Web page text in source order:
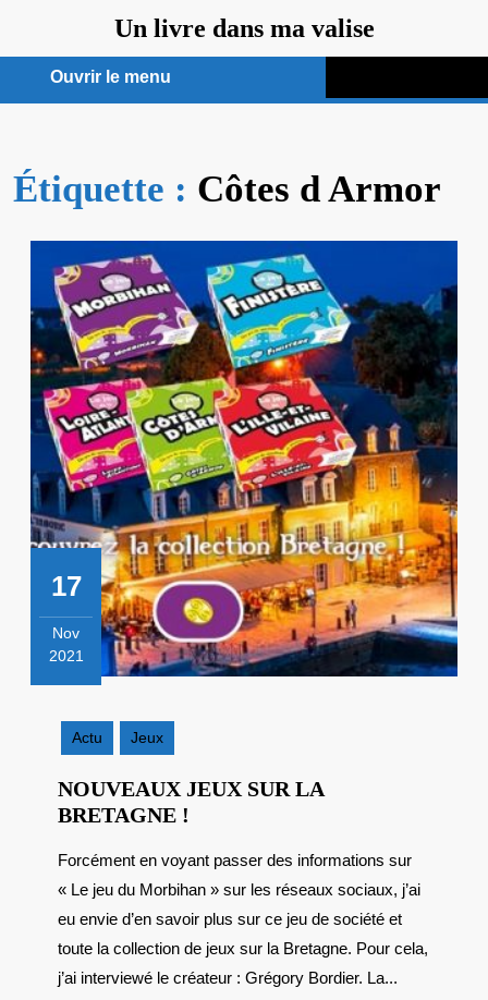
contenu
Un livre dans ma valise
Ouvrir le menu
menu
Étiquette : Côtes d Armor
17
Nov
2021
2021
Actu
Jeux
NOUVEAUX JEUX SUR LA
BRETAGNE !
SUR
LA
BRETAGNE
!
Forcément en voyant passer des informations sur
« Le jeu du Morbihan » sur les réseaux sociaux, j’ai
eu envie d’en savoir plus sur ce jeu de société et
toute la collection de jeux sur la Bretagne. Pour cela,
j’ai interviewé le créateur : Grégory Bordier. La...